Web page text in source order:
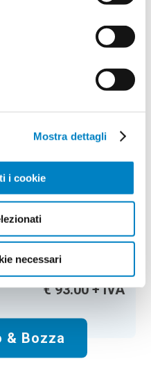
Mostra dettagli
i cookie
necessari
€93,00+ IVA
€93.00+ IVA
& Bozza